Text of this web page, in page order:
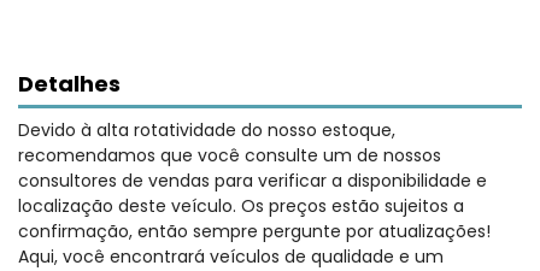
Detalhes
Devido à alta rotatividade do nosso estoque,
recomendamos que você consulte um de nossos
consultores de vendas para verificar a disponibilidade e
localização deste veículo. Os preços estão sujeitos a
confirmação, então sempre pergunte por atualizações!
Aqui, você encontrará veículos de qualidade e um